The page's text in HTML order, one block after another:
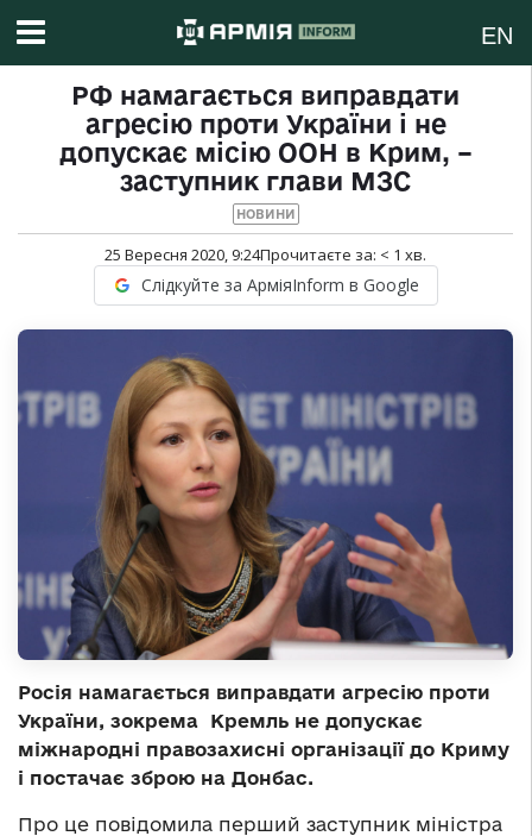
EN
РФ намагається виправдати
агресію проти України і не
допускає місію ООН в Крим, –
заступник глави МЗС
НОВИНИ
25 Вересня 2020, 9:24Прочитаєте за: < 1 хв.
Слідкуйте за АрміяInform в Google
Росія намагається виправдати агресію проти
України, зокрема Кремль не допускає
міжнародні правозахисні організації до Криму
і постачає зброю на Донбас.
Про це повідомила перший заступник міністра